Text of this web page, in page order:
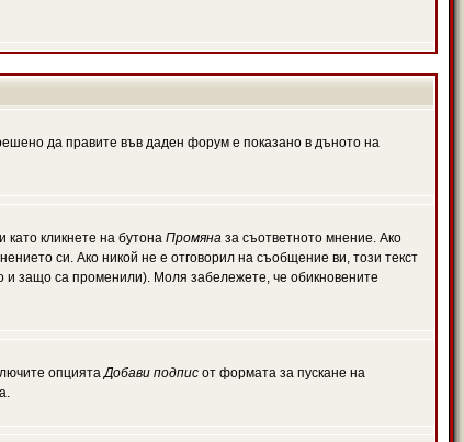
да правите във даден форум е показано в дъното на
кликнете на бутона Промяна за съответното мнение. Ако
си. Ако никой не е отговорил на съобщение ви, този текст
и защо са променили). Моля забележете, че обикновените
опциятаДобави подпис от формата за пускане на